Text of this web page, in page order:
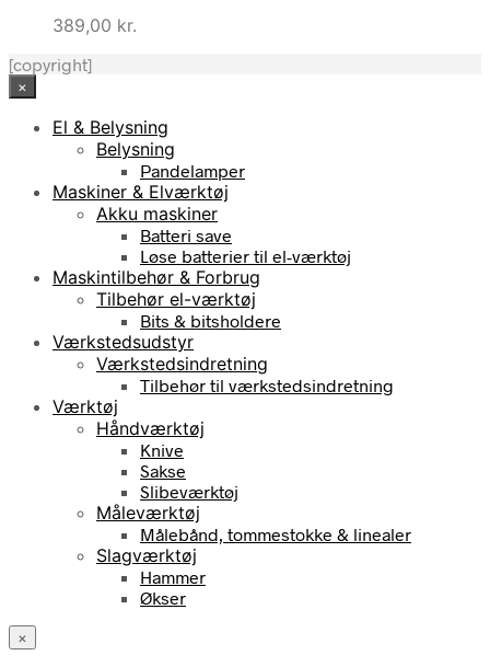
389,00 kr.
[copyright]
×
El & Belysning
Belysning
Pandelamper
Maskiner & Elværktøj
Akku maskiner
Batteri save
Løse batterier til el-værktøj
Maskintilbehør & Forbrug
Tilbehør el-værktøj
Bits & bitsholdere
Værkstedsudstyr
Værkstedsindretning
Tilbehør til værkstedsindretning
Værktøj
Håndværktøj
Knive
Sakse
Slibeværktøj
Måleværktøj
Målebånd, tommestokke & linealer
Slagværktøj
Hammer
Økser
×